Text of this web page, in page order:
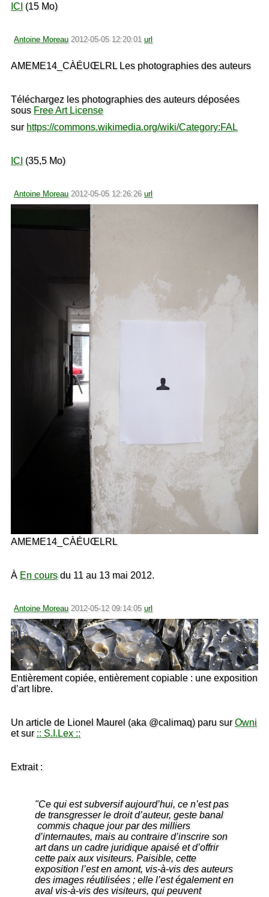
ICI (15 Mo)
Antoine Moreau 2012-05-05 12:20:01 url
AMEME14_CÀÉUŒLRL Les photographies des auteurs
Téléchargez les photographies des auteurs déposées
sous Free Art License
sur https://commons.wikimedia.org/wiki/Category:FAL
ICI (35,5 Mo)
Antoine Moreau 2012-05-05 12:26:26 url
AMEME14_CÀÉUŒLRL
À En coursdu 11 au 13 mai 2012.
Antoine Moreau 2012-05-12 09:14:05 url
Entièrement copiée, entièrement copiable : une exposition
d’art libre.
Un article de Lionel Maurel (aka @calimaq) paru sur Owni
et sur :: S.I.Lex ::
Extrait :
"Ce qui est subversif aujourd’hui, ce n’est pas
de transgresser le droit d’auteur, geste banal
commis chaque jour par des milliers
d’internautes, mais au contraire d’inscrire son
art dans un cadre juridique apaisé et d’offrir
cette paix aux visiteurs. Paisible, cette
exposition l’est en amont, vis-à-vis des auteurs
des images réutilisées ; elle l’est également en
aval vis-à-vis des visiteurs, qui peuvent